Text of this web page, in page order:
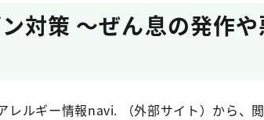
対策 ～ぜん息の発作
レルギー情報navi. （外部サイト）から、